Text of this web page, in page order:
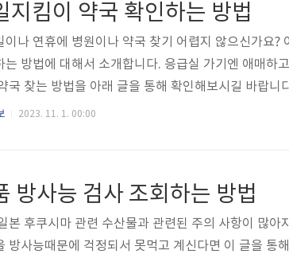
지킴이 약국 확인하는 방법
이나 연휴에 병원이나 약국 찾기 어렵지 않으신가요?
는 방법에 대해서 소개합니다. 응급실 가기엔 애매하
국 찾는 방법을 아래 글을 통해 확인해보시길 바랍니
때 내근처 약국을 찾을 수 없어서 당황스러우셨나요?
방법을 확인하실 수 있습니다. 위 버튼을..
2023. 11. 1. 00:00
방사능 검사 조회하는 방법
본 후쿠시마 관련 수산물과 관련된 주의 사항이 많아
방사능때문에 걱정되서 못먹고 계신다면 이 글을 통